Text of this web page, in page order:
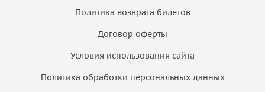
Политика возврата билетов
Договор оферты
Условия использования сайта
Политика обработки персональных данных